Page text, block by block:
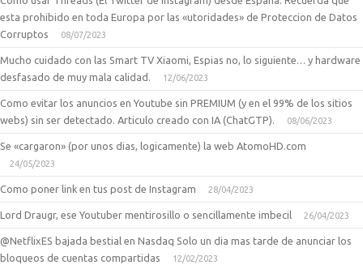
esta prohibido en toda Europa por las «utoridades» de Proteccion de Datos
Corruptos
08/07/2023
Mucho cuidado con las Smart TV Xiaomi, Espias no, lo siguiente… y hardware
desfasado de muy mala calidad.
12/06/2023
Como evitar los anuncios en Youtube sin PREMIUM (y en el 99% de los sitios
webs) sin ser detectado. Articulo creado con IA (ChatGTP).
08/06/2023
Se «cargaron» (por unos dias, logicamente) la web AtomoHD.com
24/05/2023
Como poner link en tus post de Instagram 28/04/2023
Lord Draugr, ese Youtuber mentirosillo o sencillamente imbecil 26/04/2023
@NetflixES bajada bestial en Nasdaq Solo un dia mas tarde de anunciar los
bloqueos de cuentas compartidas
12/02/2023